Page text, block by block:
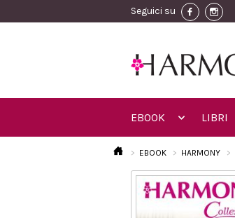
Seguici su
EBOOK LIBRI
EBOOK HARMONY